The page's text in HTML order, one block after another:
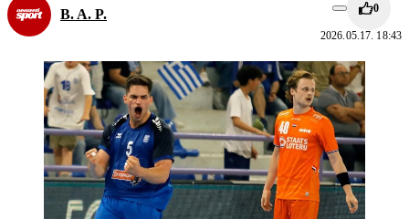
B. A. P. 0
2026.05.17. 18:43